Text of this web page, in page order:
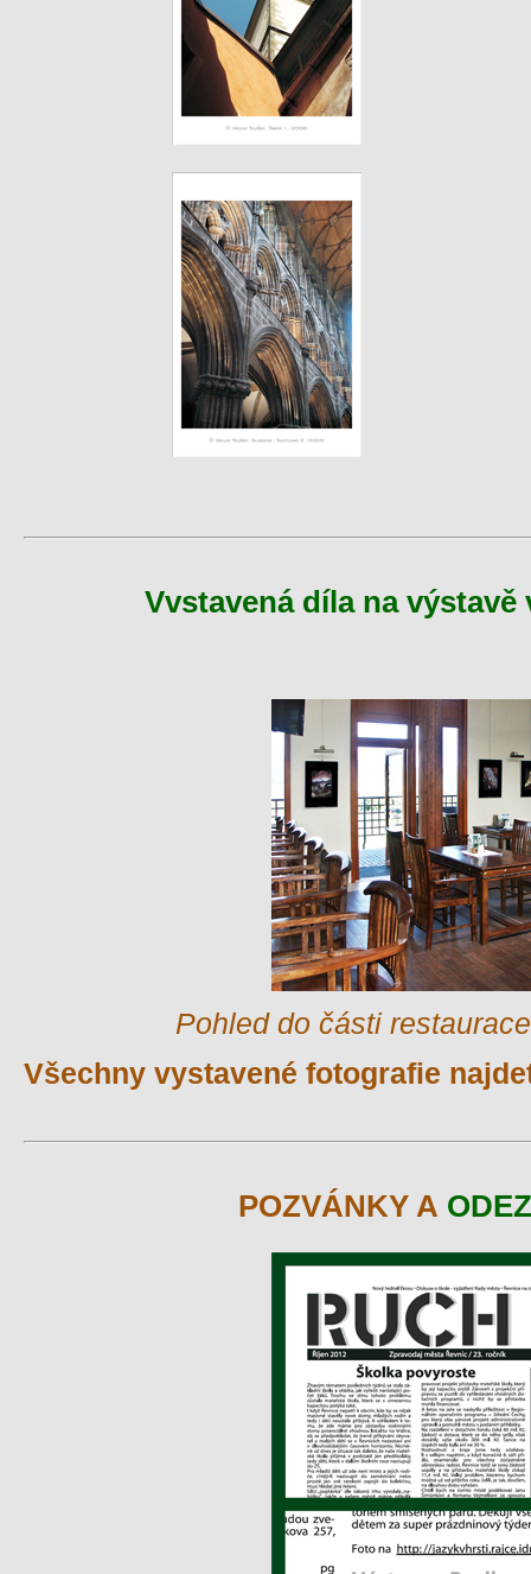
Vvstavená díla na
Pohled do části
Všechny vystavené fotografie
POZVÁNKY A